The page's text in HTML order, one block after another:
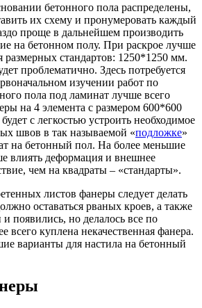
бетонного пола распределены,
их схему и пронумеровать каждый
проще в дальнейшем производить
на бетонном полу. При раскрое лучше
размерных стандартов: 1250*1250 мм.
проблематично. Здесь потребуется
изучении работ по
пола под ламинат лучше всего
на 4 элемента с размером 600*600
с легкостью устроить необходимое
швов в так называемой «подложке»
на бетонный пол. На более меньшие
влиять деформация и внешнее
чем на квадраты – «стандарты».
листов фанеры следует делать
оставаться рваных кроев, а также
появились, но делалось все по
всего куплена некачественная фанера.
варианты для настила на бетонный